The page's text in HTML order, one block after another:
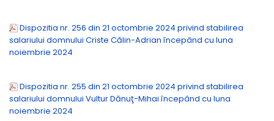
Dispozitia nr. 256 din 21 octombrie 2024 privind stabilirea
salariului domnului Criste Călin-Adrian începând cu luna
noiembrie 2024
Dispozitia nr. 255 din 21 octombrie 2024 privind stabilirea
salariului domnului Vultur Dănuţ-Mihai începând cu luna
noiembrie 2024